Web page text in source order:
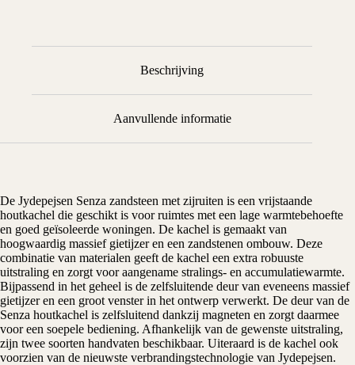
Beschrijving
Aanvullende informatie
De Jydepejsen Senza zandsteen met zijruiten is een vrijstaande
houtkachel die geschikt is voor ruimtes met een lage warmtebehoefte
en goed geïsoleerde woningen. De kachel is gemaakt van
hoogwaardig massief gietijzer en een zandstenen ombouw. Deze
combinatie van materialen geeft de kachel een extra robuuste
uitstraling en zorgt voor aangename stralings- en accumulatiewarmte.
Bijpassend in het geheel is de zelfsluitende deur van eveneens massief
gietijzer en een groot venster in het ontwerp verwerkt. De deur van de
Senza houtkachel is zelfsluitend dankzij magneten en zorgt daarmee
voor een soepele bediening. Afhankelijk van de gewenste uitstraling,
zijn twee soorten handvaten beschikbaar. Uiteraard is de kachel ook
voorzien van de nieuwste verbrandingstechnologie van Jydepejsen.